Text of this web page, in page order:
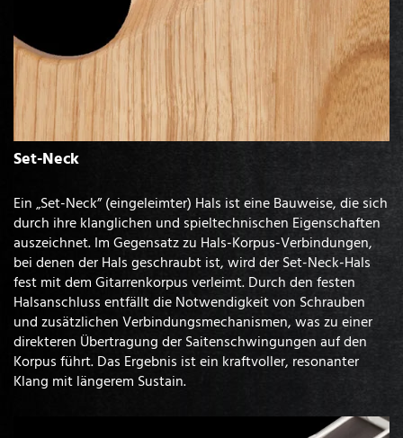
Set-Neck
Ein „Set-Neck” (eingeleimter) Hals ist eine Bauweise, die sich
durch ihre klanglichen und spieltechnischen Eigenschaften
auszeichnet. Im Gegensatz zu Hals-Korpus-Verbindungen,
bei denen der Hals geschraubt ist, wird der Set-Neck-Hals
fest mit dem Gitarrenkorpus verleimt. Durch den festen
Halsanschluss entfällt die Notwendigkeit von Schrauben
und zusätzlichen Verbindungsmechanismen, was zu einer
direkteren Übertragung der Saitenschwingungen auf den
Korpus führt. Das Ergebnis ist ein kraftvoller, resonanter
Klang mit längerem Sustain.